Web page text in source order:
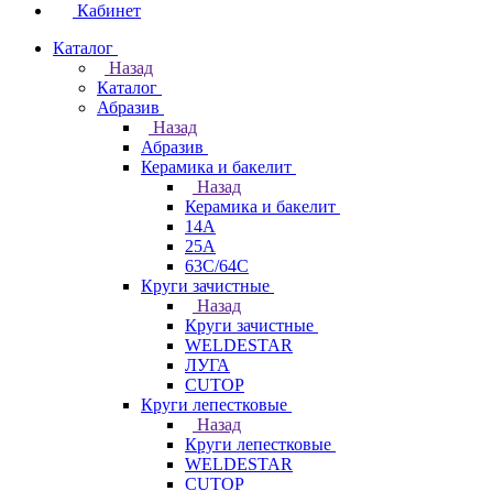
Кабинет
Каталог
Назад
Каталог
Абразив
Назад
Абразив
Керамика и бакелит
Назад
Керамика и бакелит
14А
25А
63С/64С
Круги зачистные
Назад
Круги зачистные
WELDESTAR
ЛУГА
CUTOP
Круги лепестковые
Назад
Круги лепестковые
WELDESTAR
CUTOP